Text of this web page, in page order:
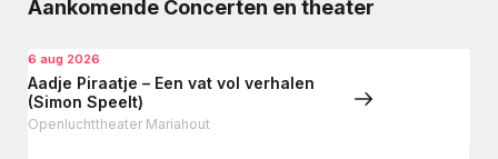
Aankomende Concerten en theater
6 aug 2026
Aadje Piraatje – Een vat vol verhalen
(Simon Speelt)
Openluchttheater Mariahout